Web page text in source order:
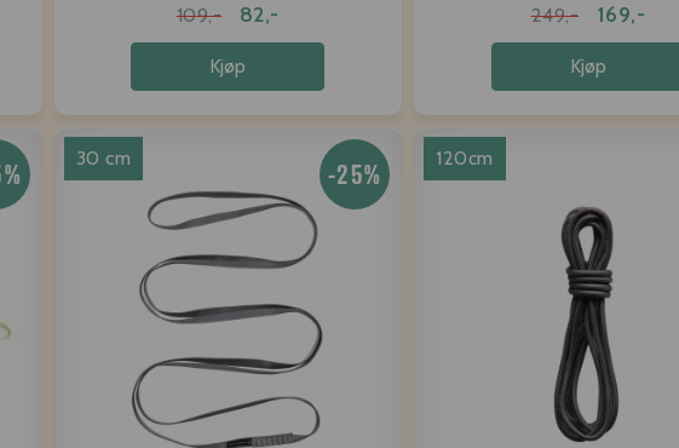
109,- 82,-
Kjøp
249,- 169,-
Kjøp
30 cm -25% 120cm